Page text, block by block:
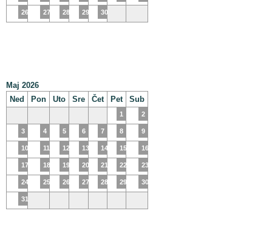
26 27 28 29 30
Maj 2026
Ned
Pon Uto Sre Čet Pet Sub
1 2
3 4 5 6 7 8 9
10 11 12 13 14 15 16
17 18 19 20 21 22 23
24 25 26 27 28 29 30
31